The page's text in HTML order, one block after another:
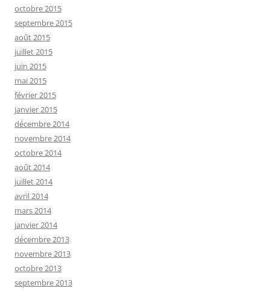
octobre 2015
septembre 2015
août 2015
juillet 2015
juin 2015
mai 2015
février 2015
janvier 2015
décembre 2014
novembre 2014
octobre 2014
août 2014
juillet 2014
avril 2014
mars 2014
janvier 2014
décembre 2013
novembre 2013
octobre 2013
septembre 2013